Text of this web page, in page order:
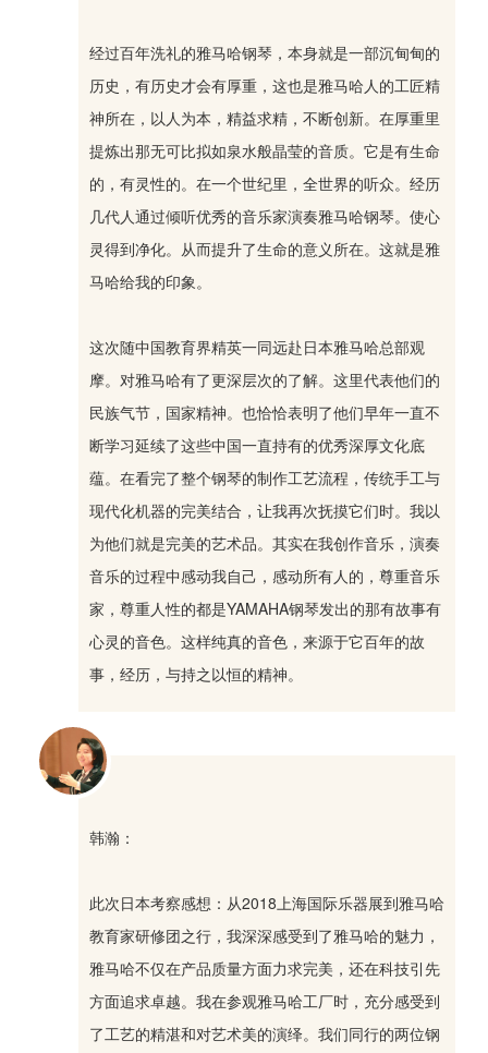
经过百年洗礼的雅马哈钢琴，本身就是一部沉甸甸的
历史，有历史才会有厚重，这也是雅马哈人的工匠精
神所在，以人为本，精益求精，不断创新。在厚重里
提炼出那无可比拟如泉水般晶莹的音质。它是有生命
的，有灵性的。在一个世纪里，全世界的听众。经历
几代人通过倾听优秀的音乐家演奏雅马哈钢琴。使心
灵得到净化。从而提升了生命的意义所在。这就是雅
马哈给我的印象。
这次随中国教育界精英一同远赴日本雅马哈总部观
摩。对雅马哈有了更深层次的了解。这里代表他们的
民族气节，国家精神。也恰恰表明了他们早年一直不
断学习延续了这些中国一直持有的优秀深厚文化底
蕴。在看完了整个钢琴的制作工艺流程，传统手工与
现代化机器的完美结合，让我再次抚摸它们时。我以
为他们就是完美的艺术品。其实在我创作音乐，演奏
音乐的过程中感动我自己，感动所有人的，尊重音乐
家，尊重人性的都是YAMAHA钢琴发出的那有故事有
心灵的音色。这样纯真的音色，来源于它百年的故
事，经历，与持之以恒的精神。
韩瀚：
此次日本考察感想：从2018上海国际乐器展到雅马哈
教育家研修团之行，我深深感受到了雅马哈的魅力，
雅马哈不仅在产品质量方面力求完美，还在科技引先
方面追求卓越。我在参观雅马哈工厂时，充分感受到
了工艺的精湛和对艺术美的演绎。我们同行的两位钢